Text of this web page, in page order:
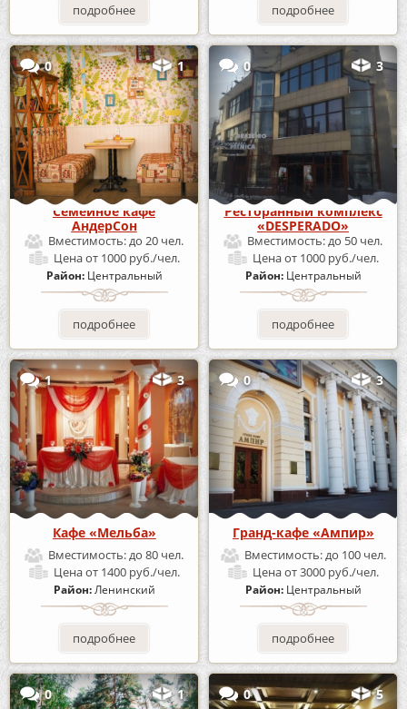
подробнее подробнее
0 1
Семейное кафе
АндерСон
Вместимость:до 20 чел.
Ценаот 1000 руб./чел.
Район: Центральный
подробнее
0 3
Ресторанный комплекс
«DESPERADO»
Вместимость:до 50 чел.
Ценаот 1000 руб./чел.
Район: Центральный
подробнее
1 3
Кафе «Мельба»
Вместимость: до 80 чел.
Ценаот 1400 руб./чел.
Район:Ленинский
подробнее
0 3
Гранд-кафе «Ампир»
Вместимость: до 100 чел.
Ценаот 3000 руб./чел.
Район: Центральный
подробнее
0 1 0 5